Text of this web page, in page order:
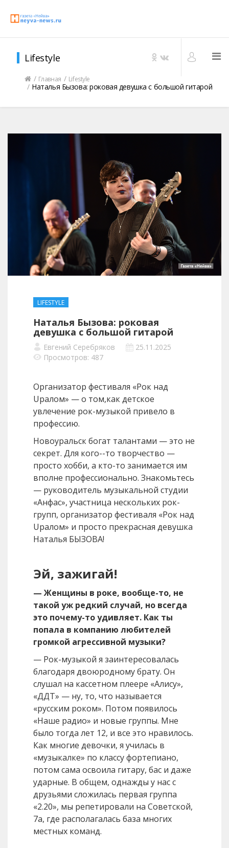
Lifestyle
Главная Lifestyle
Наталья Бызова: роковая девушка с большой гитарой
LIFESTYLE
Наталья Бызова: роковая
девушка с большой гитарой
Евгений Серебряков
25.11.2025
Просмотров: 487
Организатор фестиваля «Рок над
Uралом» — о том,как детское
увлечение рок-музыкой привело в
профессию.
Новоуральск богат талантами — это не
секрет. Для кого--то творчество —
просто хобби, а кто-то занимается им
вполне профессионально. Знакомьтесь
— руководитель музыкальной студии
«Анфас», участница нескольких рок-
групп, организатор фестиваля «Рок над
Uралом» и просто прекрасная девушка
Наталья БЫЗОВА!
Эй, зажигай!
— Женщины в роке, вообще-то, не
такой уж редкий случай, но всегда
это почему-то удивляет. Как ты
попала в компанию любителей
громкой агрессивной музыки?
— Рок-музыкой я заинтересовалась
благодаря двоюродному брату. Он
слушал на кассетном плеере «Алису»,
«ДДТ» — ну, то, что называется
«русским роком». Потом появилось
«Наше радио» и новые группы. Мне
было тогда лет 12, и все это нравилось.
Как многие девочки, я училась в
«музыкалке» по классу фортепиано,
потом сама освоила гитару, бас и даже
ударные. В общем, однажды у нас с
друзьями сложилась первая группа
«2.20», мы репетировали на Советской,
7а, где располагалась база многих
местных команд.